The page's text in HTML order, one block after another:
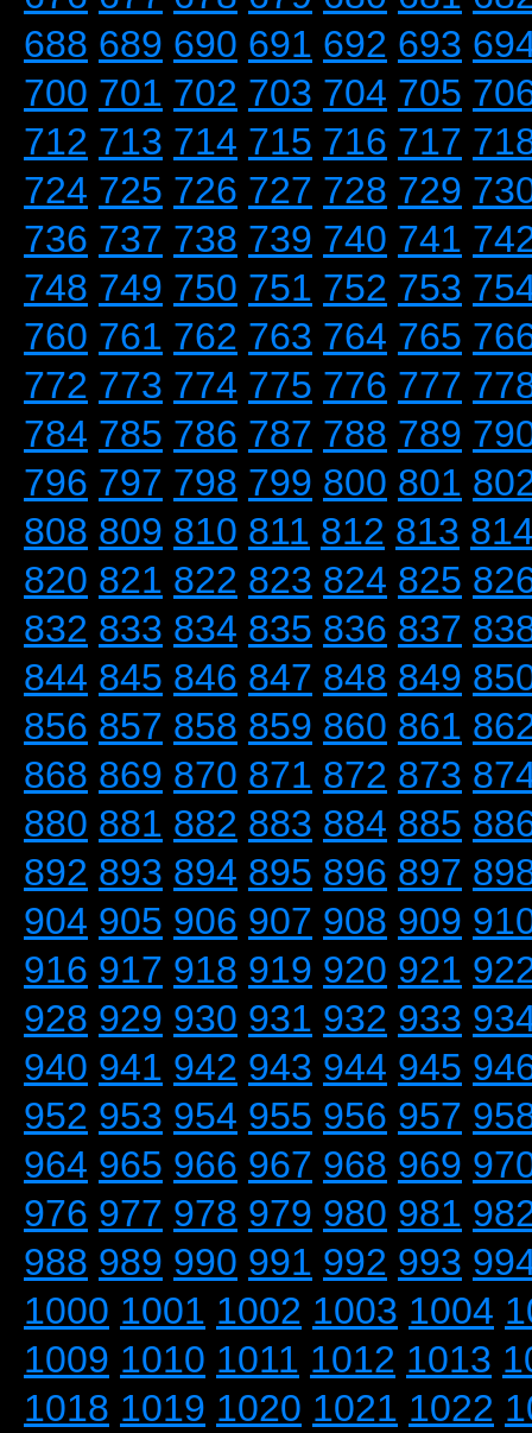
688 689 690 691 692 693
700 701 702 703 704 705
712 713 714 715 716 717
724 725 726 727 728 729
736 737 738 739 740 741
748 749 750 751 752 753
760 761 762 763 764 765
772 773 774 775 776 777
784 785 786 787 788 789
796 797 798 799 800 801
808 809 810 811 812 813
820 821 822 823 824 825
832 833 834 835 836 837
844 845 846 847 848 849
856 857 858 859 860 861
868 869 870 871 872 873
880 881 882 883 884 885
892 893 894 895 896 897
904 905 906 907 908 909
916 917 918 919 920 921
928 929 930 931 932 933
940 941 942 943 944 945
952 953 954 955 956 957
964 965 966 967 968 969
976 977 978 979 980 981
988 989 990 991 992 993
1000 1001 1002 1003 1004
1009 1010 1011 1012 1013
1018 1019 1020 1021 1022